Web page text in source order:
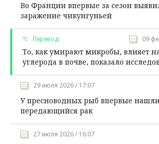
Во Франции впервые за сезон
заражение чикунгуньей
Перевод 09
То, как умирают микробы, влияет
углерода в почве, показало
29 июля 2026 / 17:07
У пресноводных рыб впервые
передающийся рак
27 июля 2026 / 16:07